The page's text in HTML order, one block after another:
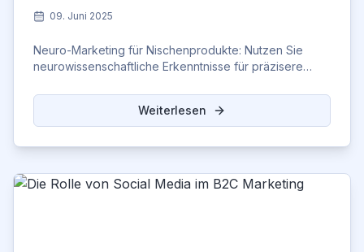
optimieren
09. Juni 2025
Neuro-Marketing für Nischenprodukte: Nutzen Sie
neurowissenschaftliche Erkenntnisse für präzisere
Weiterlesen